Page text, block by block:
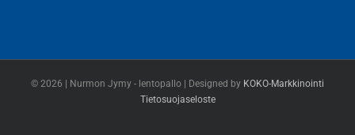
© 2026 | Nurmon Jymy - lentopallo | Designed by KOKO-Markkinointi
Tietosuojaseloste